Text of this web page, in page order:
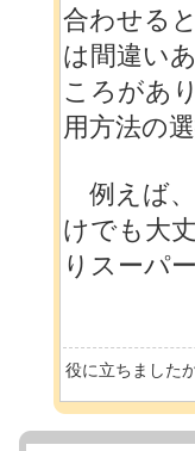
合わせる
は間違い
ころがあ
用方法の
例えば、
けでも大
りスーパ
役に立ちました